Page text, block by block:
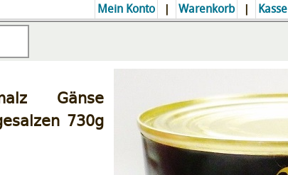
Mein Konto | Warenkorb | Kasse
Gänse
730g